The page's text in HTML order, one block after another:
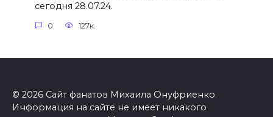
сегодня 28.07.24.
0 127к.
© 2026 Сайт фанатов Михаила Онуфриенко.
Информация на сайте не имеет никакого